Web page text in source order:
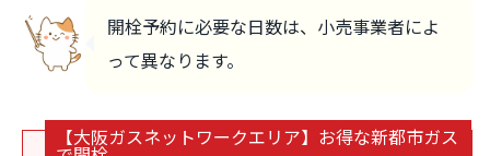
開栓予約に必要な日数は、小売事業者によ
って異なります。
【大阪ガスネットワークエリア】お得な新都市ガス